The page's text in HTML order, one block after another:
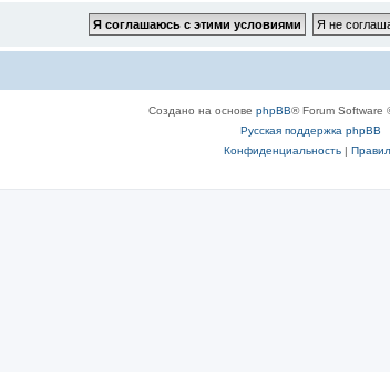
Создано на основе phpBB® Forum Software
Русская поддержка phpBB
Конфиденциальность|